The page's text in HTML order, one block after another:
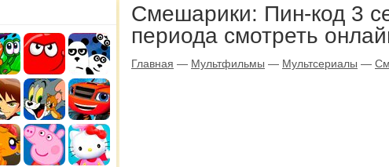
Смешарики: Пин-код 3
периода смотреть
Главная — Мультфильмы — Мультсериалы —